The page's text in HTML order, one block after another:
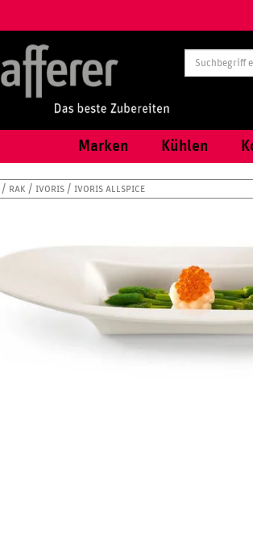
Marken Kühlen
RAK IVORIS IVORIS ALLSPICE